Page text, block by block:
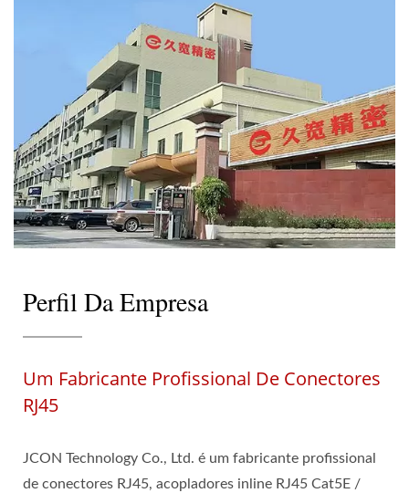
Perfil Da Empresa
Um Fabricante Profissional De Conectores
RJ45
JCON Technology Co., Ltd. é um fabricante profissional
de conectores RJ45, acopladores inline RJ45 Cat5E /